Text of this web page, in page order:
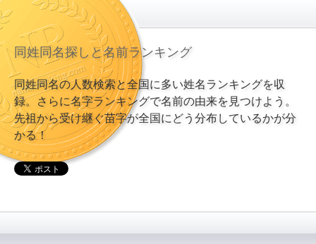
同姓同名探しと名前ランキング
同姓同名の人数検索と全国に多い姓名ランキングを収
録。さらに名字ランキングで名前の由来を見つけよう。
先祖から受け継ぐ苗字が全国にどう分布しているかが分
かる！